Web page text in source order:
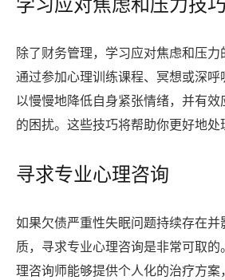
除了财务管理，学习应对焦虑和压力
通过参加心理训练课程、冥想或深呼
以慢慢地降低自身紧张情绪，并有效
的困扰。这些技巧将帮助你更好地处
寻求专业心理咨询
如果欠债严重性失眠问题持续存在并
质，寻求专业心理咨询是非常可取
理咨询师能够提供个人化的治疗方